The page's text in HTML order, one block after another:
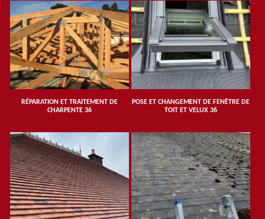
RÉPARATION ET TRAITEMENT DE
CHARPENTE 36
POSE ET CHANGEMENT DE FENÊTRE DE
TOIT ET VELUX 36